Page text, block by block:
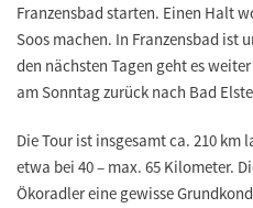
Franzensbad starten. Einen Halt
Soos machen. In Franzensbad ist
den nächsten Tagen geht es
am Sonntag zurück nach Bad
Die Tour ist insgesamt ca. 210 km
etwa bei 40 – max. 65 Kilometer.
Ökoradler eine gewisse